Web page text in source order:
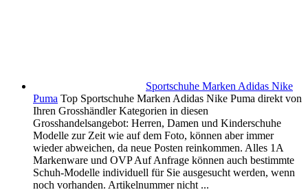
Sportschuhe Marken Adidas Nike
Puma Top Sportschuhe Marken Adidas Nike Puma direkt von
Ihren Grosshändler Kategorien in diesen
Grosshandelsangebot: Herren, Damen und Kinderschuhe
Modelle zur Zeit wie auf dem Foto, können aber immer
wieder abweichen, da neue Posten reinkommen. Alles 1A
Markenware und OVP Auf Anfrage können auch bestimmte
Schuh-Modelle individuell für Sie ausgesucht werden, wenn
noch vorhanden. Artikelnummer nicht ...